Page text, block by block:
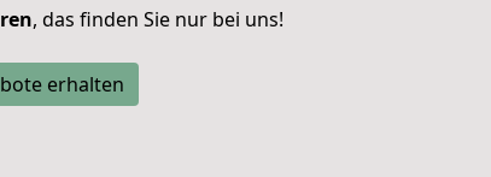
, das finden Sie nur bei uns!
erhalten